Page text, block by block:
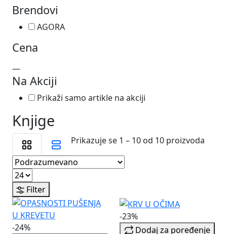
Brendovi
AGORA
Cena
—
Na Akciji
Prikaži samo artikle na akciji
Knjige
Prikazuje se 1 – 10 od 10 proizvoda
Filter
-24%
-23%
Dodaj za poređenje